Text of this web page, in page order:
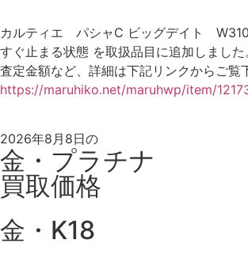
カルティエ パシャC ビッグデイト
すぐ止まる状態 を取扱品目に追加しました
査定金額など、詳細は下記リンクからご覧
https://maruhiko.net/maruhwp/item/
2026年8月8日の
金・プラチナ
買取価格
金・K18